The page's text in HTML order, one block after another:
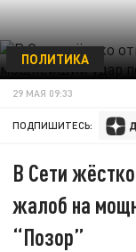
ПОЛИТИКА
29 МАЯ 09:33
ПОДПИШИТЕСЬ:
В Сети
жалоб на
“Позор”